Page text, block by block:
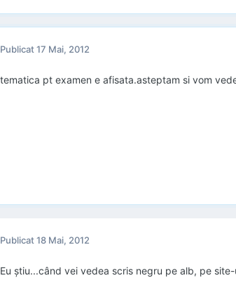
Publicat17 Mai, 2012
tematica pt examen e afisata.asteptam si vom
Publicat18 Mai, 2012
Eu știu...când vei vedea scris negru pe alb, pe